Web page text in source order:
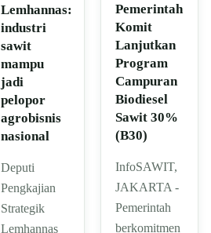
Lemhannas:
industri
sawit
mampu
jadi
pelopor
agrobisnis
nasional
Deputi
Pengkajian
Strategik
Lemhannas
Pemerintah
Komit
Lanjutkan
Program
Campuran
Biodiesel
Sawit 30%
(B30)
InfoSAWIT,
JAKARTA -
Pemerintah
berkomitmen